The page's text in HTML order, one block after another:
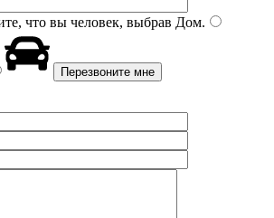
что вы человек, выбрав Дом.